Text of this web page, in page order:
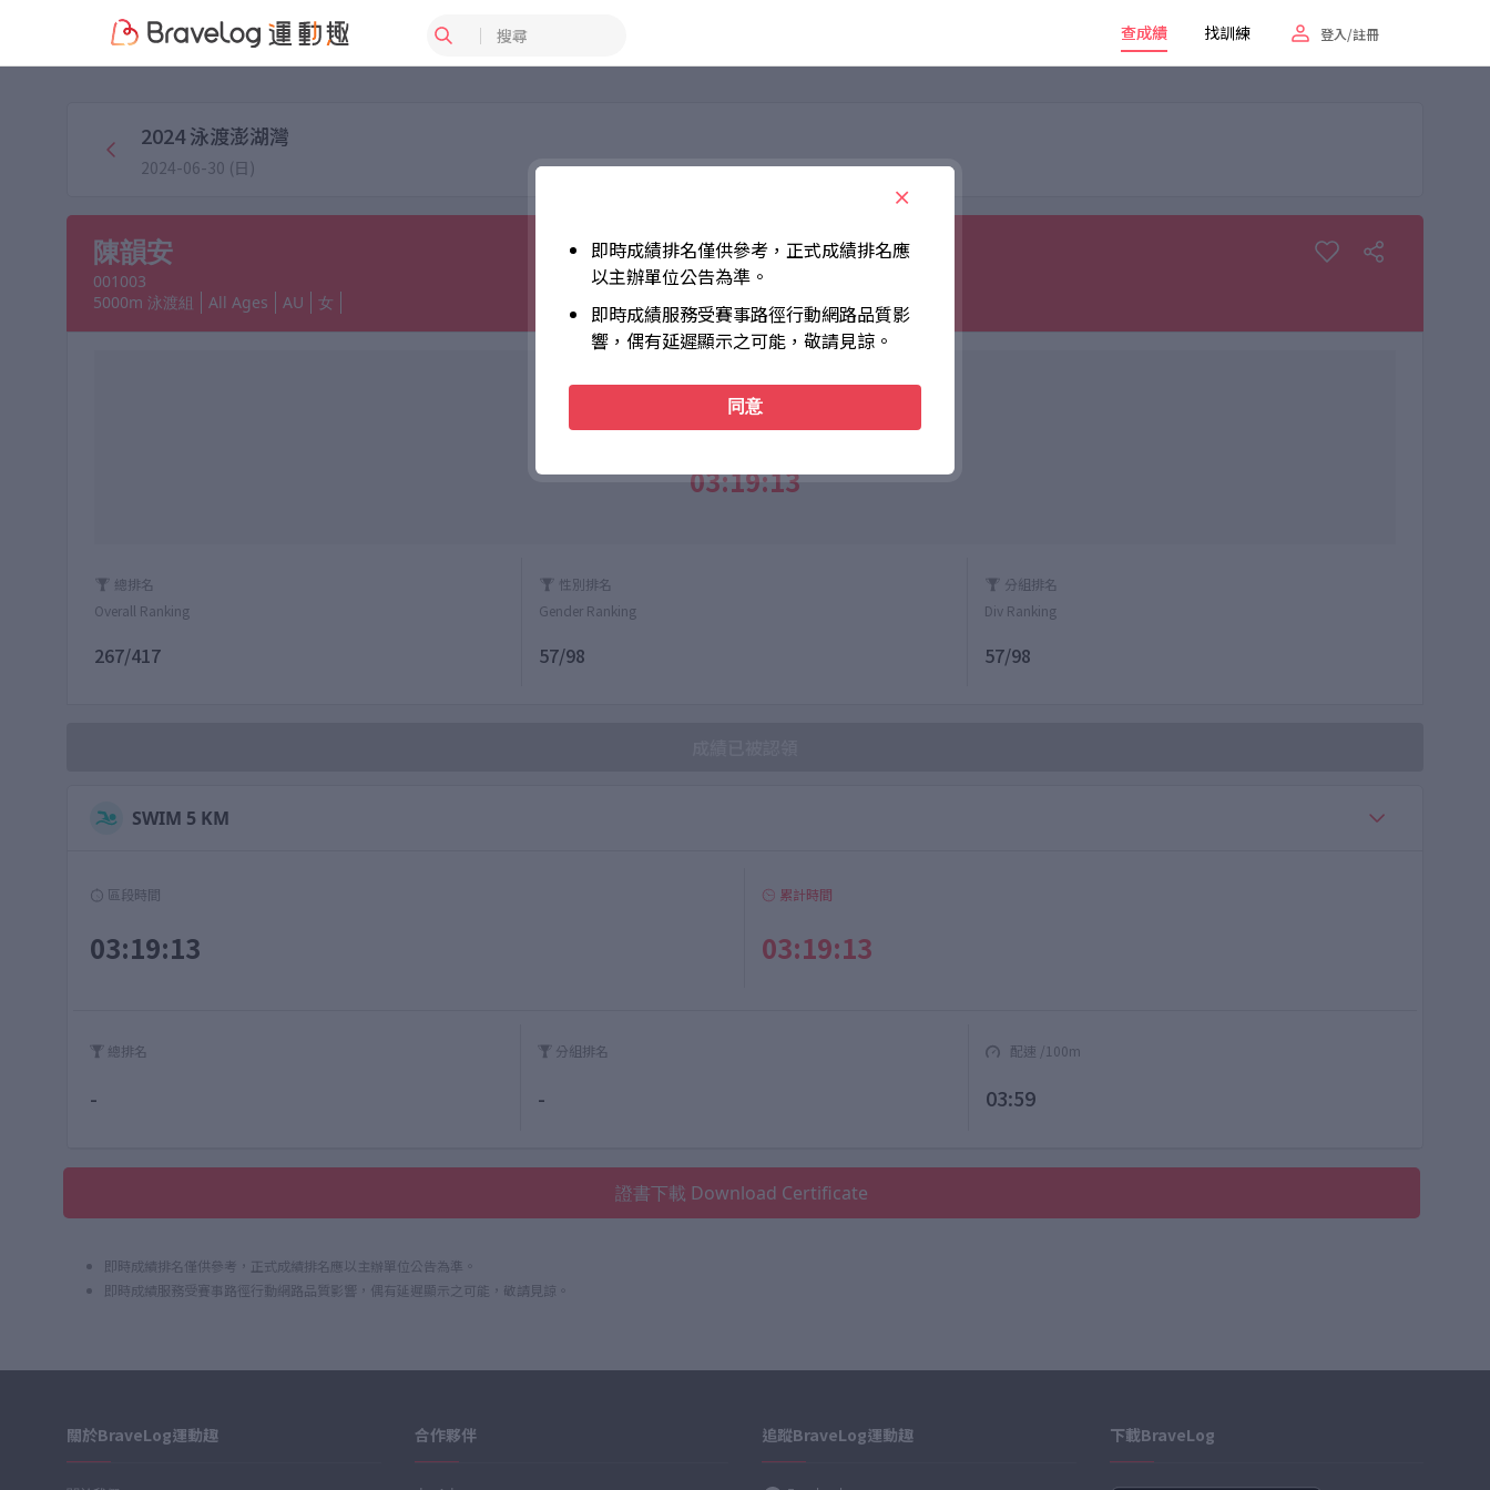
登入/註冊
搜尋 查成績 找訓練
2024 泳渡澎湖灣
2024-06-30 (日)
陳韻安
001003
5000m 泳渡組
All Ages AU 女
個人成績
Net Time
03:19:13
總排名
Overall Ranking
267/417
性別排名
Gender Ranking
57/98
分組排名
Div Ranking
57/98
SWIM 5 KM
區段時間
03:19:13
累計時間
03:19:13
總排名
-
分組排名
-
配速 /100m
03:59
證書下載 Download Certificate
即時成績排名僅供參考，正式成績排名應以主辦單位公告為準。
即時成績服務受賽事路徑行動網路品質影響，偶有延遲顯示之可能，敬請見諒。
即時成績排名僅供參考，正式成績排名應
以主辦單位公告為準。
即時成績服務受賽事路徑行動網路品質影
響，偶有延遲顯示之可能，敬請見諒。
同意
關於BraveLog運動趣 合作夥伴 追蹤BraveLog運動趣 下載BraveLog